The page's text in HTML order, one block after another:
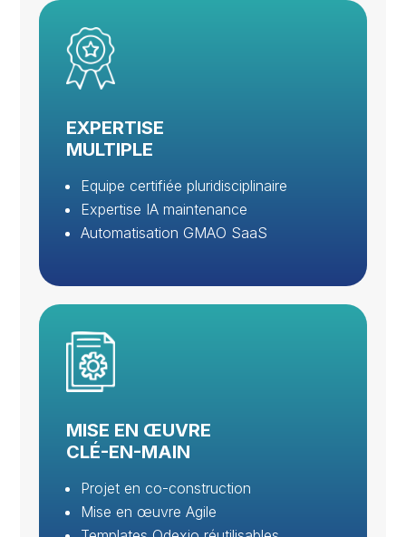
EXPERTISE
MULTIPLE
Equipe certifiée pluridisciplinaire
Expertise IA maintenance
Automatisation GMAO SaaS
MISE EN ŒUVRE
CLÉ-EN-MAIN
Projet en co-construction
Mise en œuvre Agile